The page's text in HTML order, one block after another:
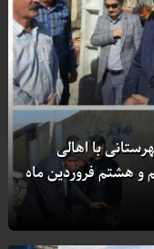
با اهالی
هشتم فروردین ماه